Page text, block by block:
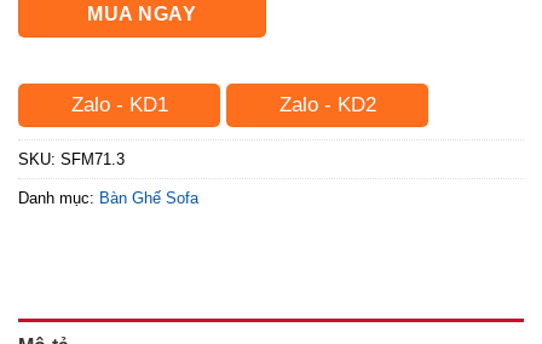
MUA NGAY
Zalo - KD1 Zalo - KD2
SKU: SFM71.3
Danh mục: Bàn Ghế Sofa